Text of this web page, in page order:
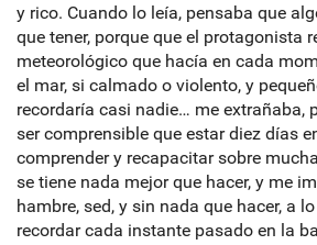
y rico. Cuando lo leía, pensaba que
que tener, porque que el protagonista
meteorológico que hacía en cada
el mar, si calmado o violento, y
recordaría casi nadie… me extrañaba,
ser comprensible que estar diez días
comprender y recapacitar sobre
se tiene nada mejor que hacer, y me
hambre, sed, y sin nada que hacer, a
recordar cada instante pasado en la